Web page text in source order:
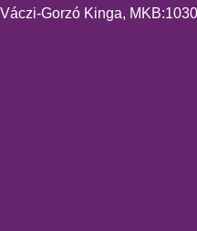
Váczi-Gorzó Kinga,